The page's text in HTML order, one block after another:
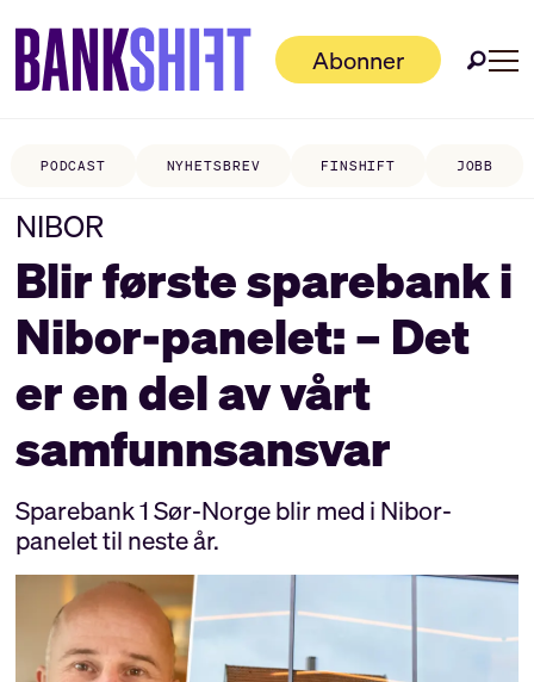
Abonner
PODCAST NYHETSBREV FINSHIFT JOBB
NIBOR
Blir første sparebank i
Nibor-panelet: – Det
er en del av vårt
samfunnsansvar
Sparebank 1 Sør-Norge blir med i Nibor-
panelet til neste år.